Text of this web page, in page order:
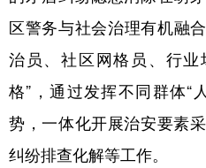
区警务与社会治理有机融
治员、社区网格员、行业
格”，通过发挥不同群体“
势，一体化开展治安要素
纠纷排查化解等工作。